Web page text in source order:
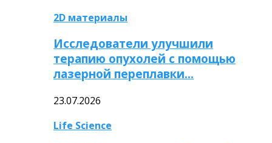
2D материалы
Исследователи улучшили
терапию опухолей с помощью
лазерной переплавки…
23.07.2026
Life Science